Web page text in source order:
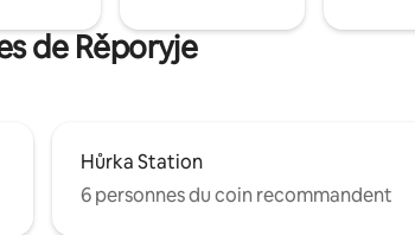
de Rěporyje
Hůrka Station
6 personnes du coin recommandent